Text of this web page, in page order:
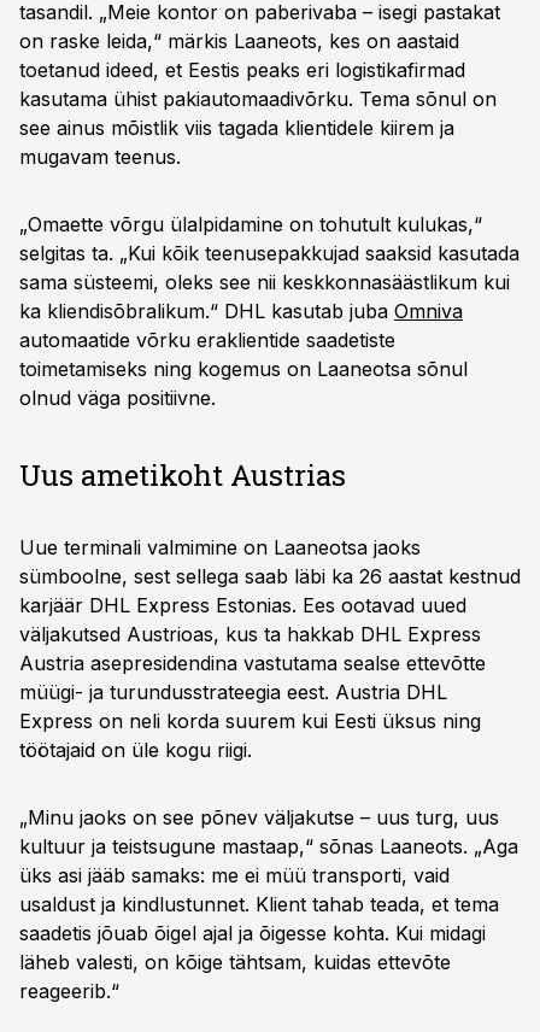
tasandil. „Meie kontor on paberivaba – isegi pastakat
on raske leida,“ märkis Laaneots, kes on aastaid
toetanud ideed, et Eestis peaks eri logistikafirmad
kasutama ühist pakiautomaadivõrku. Tema sõnul on
see ainus mõistlik viis tagada klientidele kiirem ja
mugavam teenus.
„Omaette võrgu ülalpidamine on tohutult kulukas,“
selgitas ta. „Kui kõik teenusepakkujad saaksid kasutada
sama süsteemi, oleks see nii keskkonnasäästlikum kui
ka kliendisõbralikum.“ DHL kasutab juba Omniva
automaatide võrku eraklientide saadetiste
toimetamiseks ning kogemus on Laaneotsa sõnul
olnud väga positiivne.
Uus ametikoht Austrias
Uue terminali valmimine on Laaneotsa jaoks
sümboolne, sest sellega saab läbi ka 26 aastat kestnud
karjäär DHL Express Estonias. Ees ootavad uued
väljakutsed Austrioas, kus ta hakkab DHL Express
Austria asepresidendina vastutama sealse ettevõtte
müügi- ja turundusstrateegia eest. Austria DHL
Express on neli korda suurem kui Eesti üksus ning
töötajaid on üle kogu riigi.
„Minu jaoks on see põnev väljakutse – uus turg, uus
kultuur ja teistsugune mastaap,“ sõnas Laaneots. „Aga
üks asi jääb samaks: me ei müü transporti, vaid
usaldust ja kindlustunnet. Klient tahab teada, et tema
saadetis jõuab õigel ajal ja õigesse kohta. Kui midagi
läheb valesti, on kõige tähtsam, kuidas ettevõte
reageerib.“